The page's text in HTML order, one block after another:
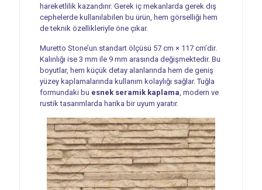
hareketlilik kazandırır. Gerek iç mekanlarda gerek dış
cephelerde kullanılabilen bu ürün, hem görselliği hem
de teknik özellikleriyle öne çıkar.
Muretto Stone’un standart ölçüsü 57 cm × 117 cm’dir.
Kalınlığı ise 3 mm ile 9 mm arasında değişmektedir. Bu
boyutlar, hem küçük detay alanlarında hem de geniş
yüzey kaplamalarında kullanım kolaylığı sağlar. Tuğla
formundaki bu esnek seramik kaplama , modern ve
rustik tasarımlarda harika bir uyum yaratır.